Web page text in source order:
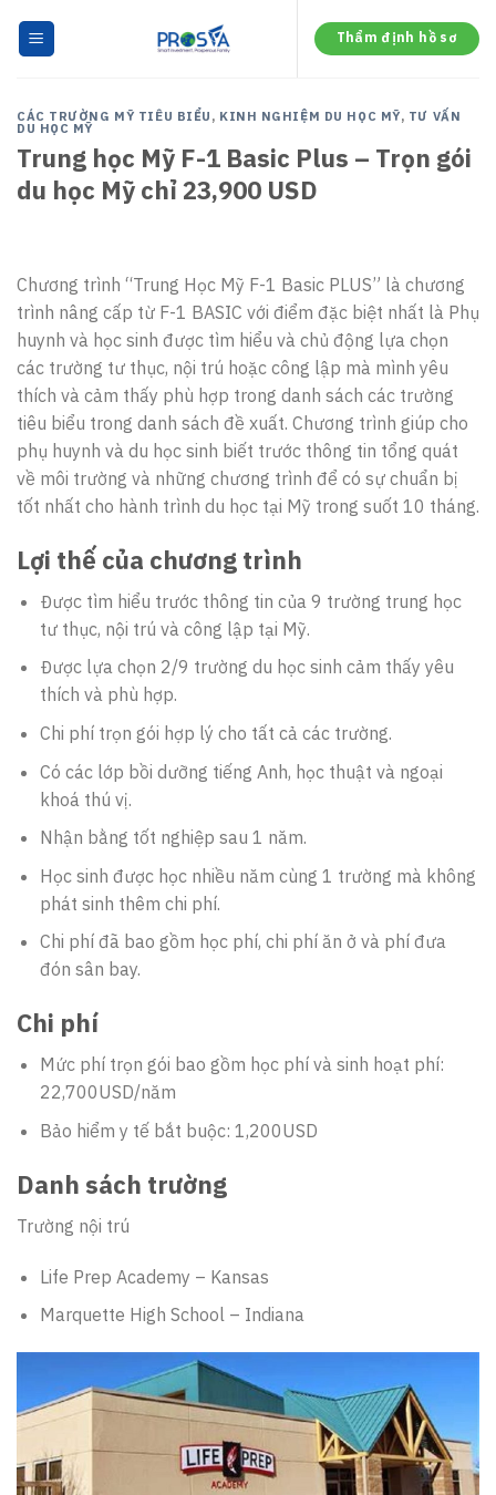
Thẩm định hồ sơ
CÁC TRƯỜNG MỸ TIÊU BIỂU , KINH NGHIỆM DU HỌC MỸ, TƯ VẤN
DU HỌC MỸ
Trung học Mỹ F-1 Basic Plus – Trọn gói
du học Mỹ chỉ 23,900 USD
Chương trình “Trung Học Mỹ F-1 Basic PLUS” là chương
trình nâng cấp từ F-1 BASIC với điểm đặc biệt nhất là Phụ
huynh và học sinh được tìm hiểu và chủ động lựa chọn
các trường tư thục, nội trú hoặc công lập mà mình yêu
thích và cảm thấy phù hợp trong danh sách các trường
tiêu biểu trong danh sách đề xuất. Chương trình giúp cho
phụ huynh và du học sinh biết trước thông tin tổng quát
về môi trường và những chương trình để có sự chuẩn bị
tốt nhất cho hành trình du học tại Mỹ trong suốt 10 tháng.
Lợi thế của chương trình
Được tìm hiểu trước thông tin của 9 trường trung học
tư thục, nội trú và công lập tại Mỹ.
Được lựa chọn 2/9 trường du học sinh cảm thấy yêu
thích và phù hợp.
Chi phí trọn gói hợp lý cho tất cả các trường.
Có các lớp bồi dưỡng tiếng Anh, học thuật và ngoại
khoá thú vị.
Nhận bằng tốt nghiệp sau 1 năm.
Học sinh được học nhiều năm cùng 1 trường mà không
phát sinh thêm chi phí.
Chi phí đã bao gồm học phí, chi phí ăn ở và phí đưa
đón sân bay.
Chi phí
Mức phí trọn gói bao gồm học phí và sinh hoạt phí:
22,700USD/năm
Bảo hiểm y tế bắt buộc: 1,200USD
Danh sách trường
Trường nội trú
Life Prep Academy – Kansas
Marquette High School – Indiana